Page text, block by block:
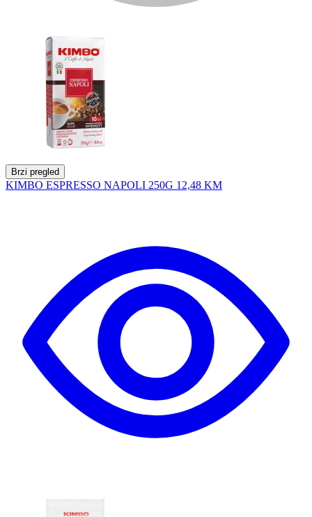
Brzi pregled
KIMBO ESPRESSO NAPOLI 250G 12,48 KM